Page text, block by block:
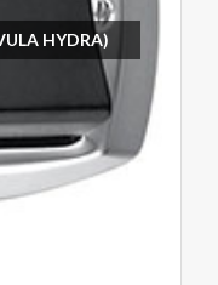
HYDRA)